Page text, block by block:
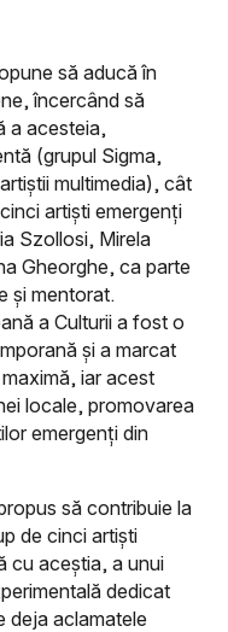
să aducă în
încercând să
a acesteia,
(grupul Sigma,
multimedia), cât
artiști emergenți
Szollosi, Mirela
Gheorghe, ca parte
și mentorat.
a Culturii a fost o
și a marcat
iar acest
locale, promovarea
emergenți din
să contribuie la
de cinci artiști
cu aceștia, a unui
dedicat
deja aclamatele